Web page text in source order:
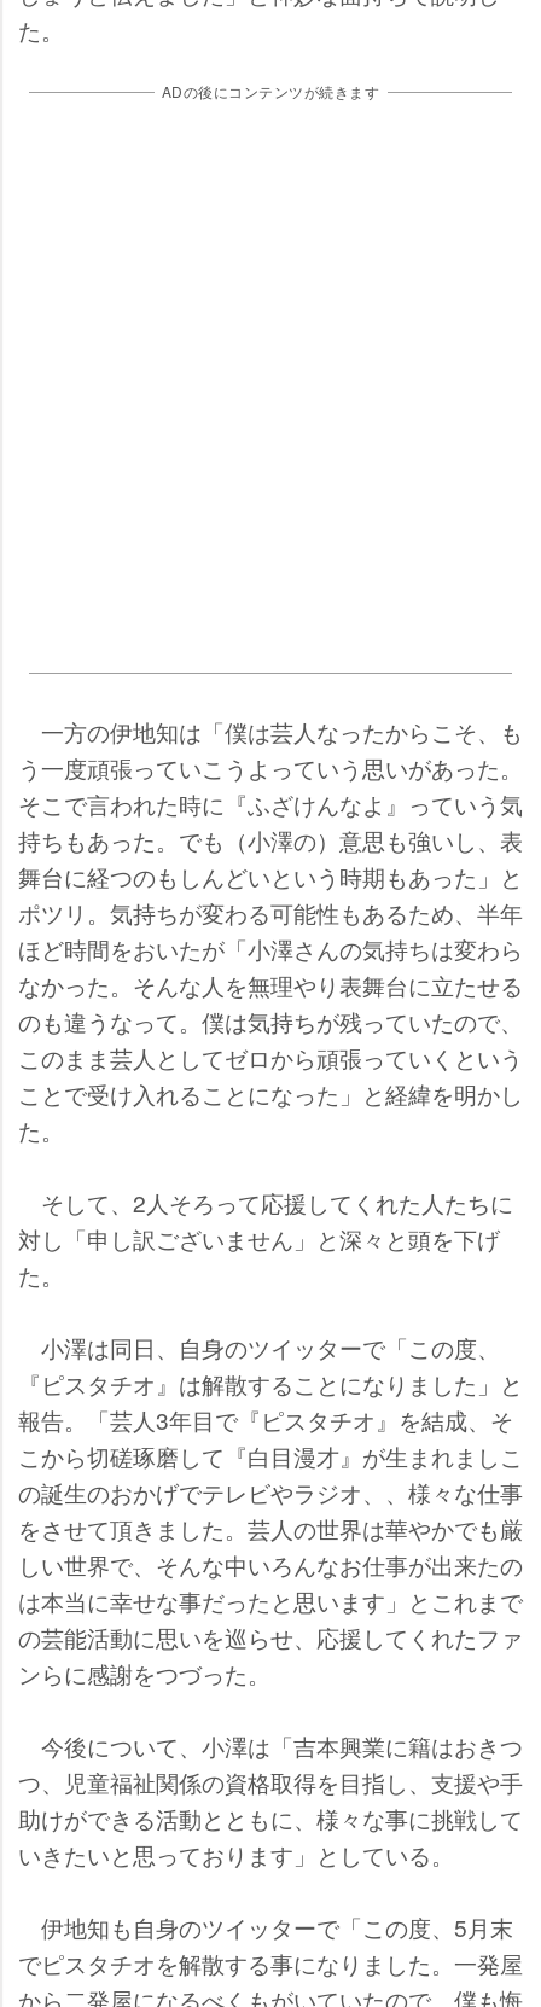
た。
ADの後にコンテンツが続きます
一方の伊地知は「僕は芸人なったからこそ、も
う一度頑張っていこうよっていう思いがあった。
そこで言われた時に『ふざけんなよ』っていう気
持ちもあった。でも（小澤の）意思も強いし、表
舞台に経つのもしんどいという時期もあった」と
ポツリ。気持ちが変わる可能性もあるため、半年
ほど時間をおいたが「小澤さんの気持ちは変わら
なかった。そんな人を無理やり表舞台に立たせる
のも違うなって。僕は気持ちが残っていたので、
このまま芸人としてゼロから頑張っていくという
ことで受け入れることになった」と経緯を明かし
た。
そして、2人そろって応援してくれた人たちに
対し「申し訳ございません」と深々と頭を下げ
た。
小澤は同日、自身のツイッターで「この度、
『ピスタチオ』は解散することになりました」と
報告。「芸人3年目で『ピスタチオ』を結成、そ
こから切磋琢磨して『白目漫才』が生まれましこ
の誕生のおかげでテレビやラジオ、、様々な仕事
をさせて頂きました。芸人の世界は華やかでも厳
しい世界で、そんな中いろんなお仕事が出来たの
は本当に幸せな事だったと思います」とこれまで
の芸能活動に思いを巡らせ、応援してくれたファ
ンらに感謝をつづった。
今後について、小澤は「吉本興業に籍はおきつ
つ、児童福祉関係の資格取得を目指し、支援や手
助けができる活動とともに、様々な事に挑戦して
いきたいと思っております」としている。
伊地知も自身のツイッターで「この度、5月末
でピスタチオを解散する事になりました。一発屋
から二発屋になるべくもがいていたので、僕も悔